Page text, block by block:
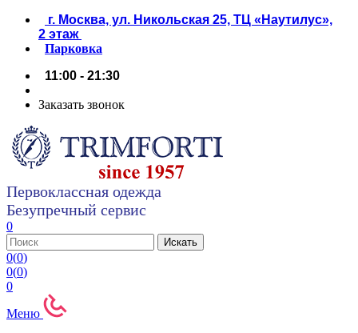
г. Москва, ул. Никольская 25, ТЦ «Наутилус»,
2 этаж
Парковка
11:00 - 21:30
Заказать звонок
Первоклассная одежда
Безупречный сервис
0
0(0)
0(0)
0
Меню